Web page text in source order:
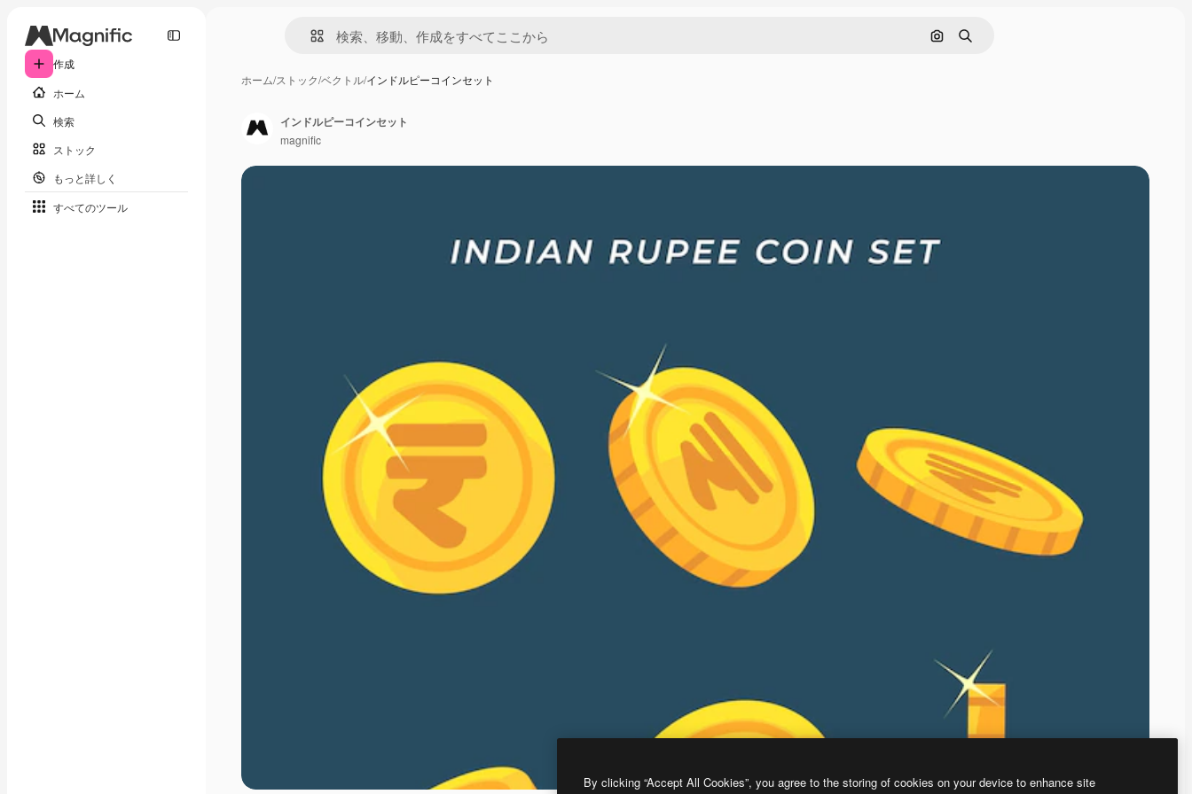
作成
ホーム
検索
ストック
もっと詳しく
すべてのツール
画像で検索
検索
ホーム/ストック/ベクトル/インドルピーコインセット
インドルピーコインセット
magnific
By clicking “Accept All Cookies”, you agree to the storing of cookies on your device to enhance site